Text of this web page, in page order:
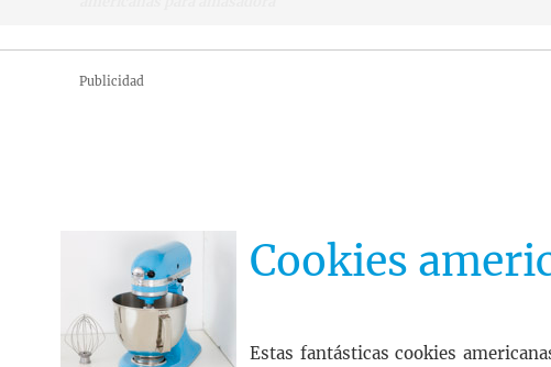
Publicidad
Cookies
Estas fantásticas cookies